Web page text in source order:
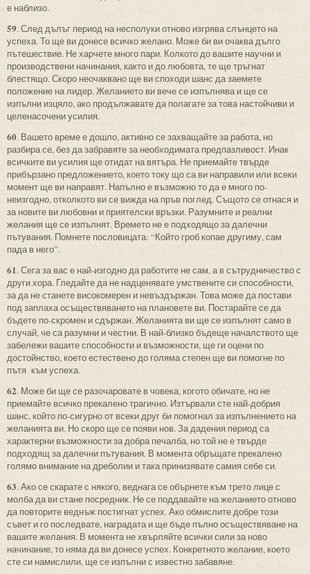
е наблизо.
59. След дълъг период на несполуки отново изгрява слънцето на
успеха. То ще ви донесе всичко желано. Може би ви очаква дълго
пътешествие. Не харчете много пари. Колкото до вашите научни и
производствени начинания, както и до любовта, те ще тръгнат
блестящо. Скоро неочаквано ще ви споходи шанс да заемете
положение на лидер. Желанието ви вече се изпълнява и ще се
изпълни изцяло, ако продължавате да полагате за това настойчиви и
целенасочени усилия.
60. Вашето време е дошло, активно се захващайте за работа, но
разбира се, без да забравяте за необходимата предпазливост. Инак
всичките ви усилия ще отидат на вятъра. Не приемайте твърде
прибързано предложението, което току що са ви направили или всеки
момент ще ви направят. Напълно е възможно то да е много по-
неизгодно, отколкото ви се вижда на пръв поглед. Същото се отнася и
за новите ви любовни и приятелски връзки. Разумните и реални
желания ще се изпълнят. Времето не е подходящо за далечни
пътувания. Помнете пословицата: “Който гроб копае другиму, сам
пада в него”.
61. Сега за вас е най-изгодно да работите не сам, а в сътрудничество с
други хора. Гледайте да не надценявате умствените си способности,
за да не станете високомерен и невъздържан. Това може да постави
под заплаха осъществяването на плановете ви. Постарайте се да
бъдете по-скромен и сдържан. Желанията ви ще се изпълнят само в
случай, че са разумни и честни. В най-близко бъдеще началството ще
забележи вашите способности и възможности, ще ги оцени по
достойнство, което естествено до голяма степен ще ви помогне по
пътя към успеха.
62. Може би ще се разочаровате в човека, когото обичате, но не
приемайте всичко прекалено трагично. Изтървали сте най-добрия
шанс, който по-сигурно от всеки друг би помогнал за изпълнението на
желанията ви. Но скоро ще се появи нов. За дадения период са
характерни възможности за добра печалба, но той не е твърде
подходящ за далечни пътувания. В момента обръщате прекалено
голямо внимание на дреболии и така принизявате самия себе си.
63. Ако се скарате с някого, веднага се обърнете към трето лице с
молба да ви стане посредник. Не се поддавайте на желанието отново
да повторите веднъж постигнат успех. Ако обмислите добре този
съвет и го последвате, наградата и ще бъде пълно осъществяване на
вашите желания. В момента не хвърляйте всички сили за ново
начинание, то няма да ви донесе успех. Конкретното желание, което
сте си намислили, ще се изпълни с известно забавяне.